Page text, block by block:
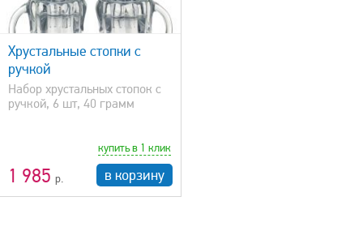
Хрустальные стопки с
ручкой
Набор хрустальных стопок с
ручкой, 6 шт, 40 грамм
1 985
купить в 1 клик
в корзину